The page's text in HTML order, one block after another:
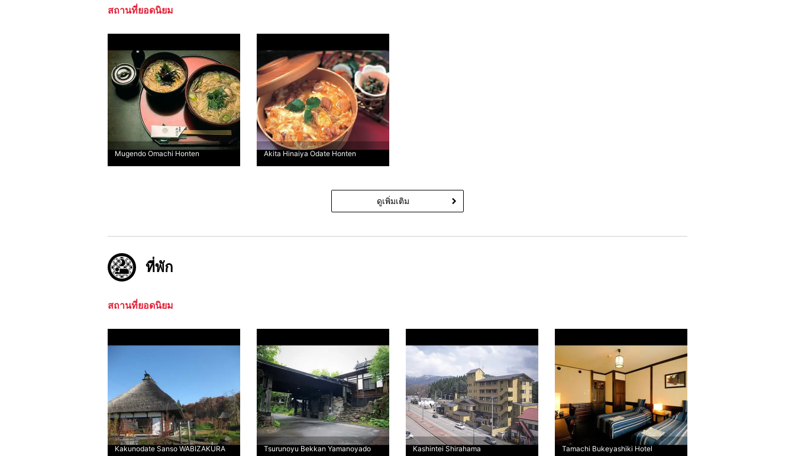
สถานที่ยอดนิยม
Mugendo Omachi Honten Akita Hinaiya Odate Honten
ดูเพิ่มเติม
ที่พัก
สถานที่ยอดนิยม
Kakunodate Sanso WABIZAKURA Tsurunoyu Bekkan Yamanoyado Kashintei Shirahama Tamachi Bukeyashiki Hotel